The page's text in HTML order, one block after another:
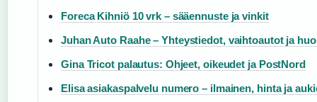
Foreca Kihniö 10 vrk – sääennuste ja vinkit
Juhan Auto Raahe – Yhteystiedot, vaihtoautot ja
Gina Tricot palautus: Ohjeet, oikeudet ja PostNord
Elisa asiakaspalvelu numero – ilmainen, hinta ja